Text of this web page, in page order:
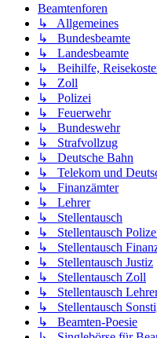
Beamtenforen
↳ Allgemeines
↳ Bundesbeamte
↳ Landesbeamte
↳ Beihilfe,
↳ Zoll
↳ Polizei
↳ Feuerwehr
↳ Bundeswehr
↳ Strafvollzug
↳ Deutsche Bahn
↳ Telekom und
↳ Finanzämter
↳ Lehrer
↳ Stellentausch
↳ Stellentausch
↳ Stellentausch
↳ Stellentausch Justiz
↳ Stellentausch Zoll
↳ Stellentausch
↳ Stellentausch
↳ Beamten-Poesie